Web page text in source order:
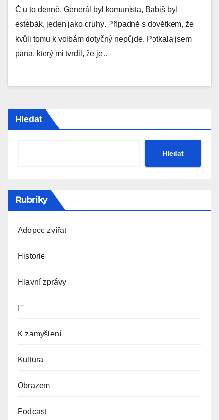
Čtu to denně. Generál byl komunista, Babiš byl
estébák, jeden jako druhý. Případně s dovětkem, že
kvůli tomu k volbám dotyčný nepůjde. Potkala jsem
pána, který mi tvrdil, že je…
Hledat
Hledat
Rubriky
Adopce zvířat
Historie
Hlavní zprávy
IT
K zamyšlení
Kultura
Obrazem
Podcast